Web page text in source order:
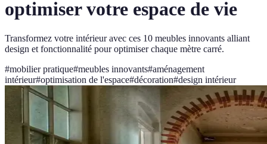
optimiser votre espace de vie
Transformez votre intérieur avec ces 10 meubles innovants alliant
design et fonctionnalité pour optimiser chaque mètre carré.
#mobilier pratique#meubles innovants#aménagement
intérieur#optimisation de l'espace#décoration#design intérieur